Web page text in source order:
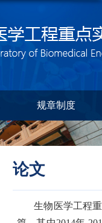
规章制度
论文
生物医学工程重